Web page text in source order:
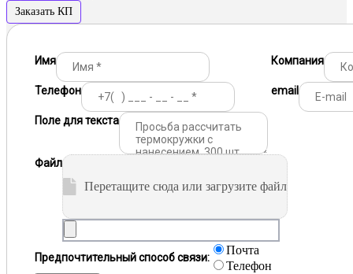
Заказать КП
Имя Компания
Телефон email
Поле для текста
Файл
Перетащите сюда или загрузите файл
Предпочтительный способ связи:
Почта
Телефон